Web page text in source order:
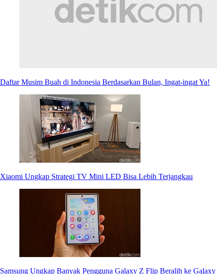
Daftar Musim Buah di Indonesia Berdasarkan Bulan, Ingat-ingat Ya!
Xiaomi Ungkap Strategi TV Mini LED Bisa Lebih Terjangkau
Samsung Ungkap Banyak Pengguna Galaxy Z Flip Beralih ke Galaxy